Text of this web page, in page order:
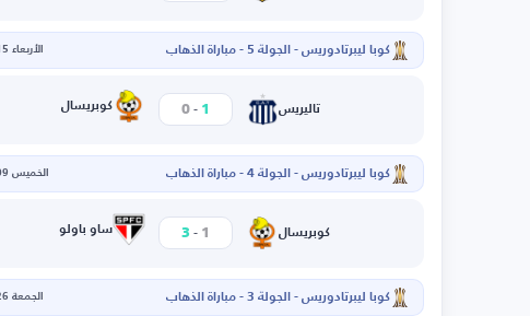
كوبا ليبرتادوريس - الجولة 5 - مباراة الذهاب الأربعاء 15-05-2024
تاليريس 1
-
0 كوبريسال
كوبا ليبرتادوريس - الجولة 4 - مباراة الذهاب الخميس 09-05-2024
كوبريسال 1
-
3 ساو باولو
كوبا ليبرتادوريس - الجولة 3 - مباراة الذهاب الجمعة 26-04-2024